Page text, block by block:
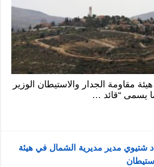
مقاومة الجدار والاستيطان الوزير
يسمى “قائد …
شتيوي مدير مديرية الشمال في هيئة